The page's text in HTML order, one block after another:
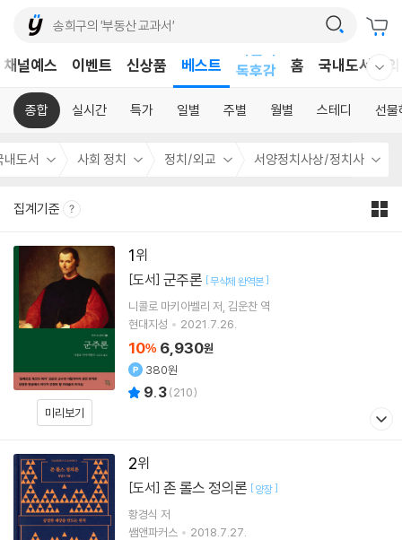
채널예스 이벤트 신상품 베스트 독후감 홈 국내도서
종합 실시간 특가 일별 주별 월별 스테디 선물
내도서 사회 정치 정치/외교 서양정치사상/정치사
집계기준
1
미리보기
[도서] 군주론 [무삭제 완역본]
니콜로 마키아벨리 저 김운찬 역
현대지성
2021.7.26.
10% 6,930원
380원
9.3(210)
2
[도서] 존 롤스 정의론 [양장]
황경식 저
쌤앤파커스
2018.7.27.